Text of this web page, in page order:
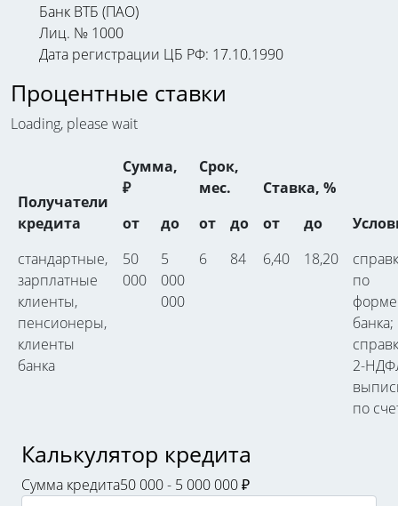
Банк ВТБ (ПАО)
Лиц. № 1000
Дата регистрации ЦБ РФ: 17.10.1990
Процентные ставки
Loading, please wait
Получатели
кредита
Сумма,
₽
Срок,
мес.
Ставка, %
от до от до от
до
стандартные,
зарплатные
клиенты,
пенсионеры,
клиенты
банка
50
000
5
000
000
6 84 6,40 18,20
по
форме
банка;
2-
по
Калькулятор кредита
Сумма кредита50 000 - 5 000 000 ₽